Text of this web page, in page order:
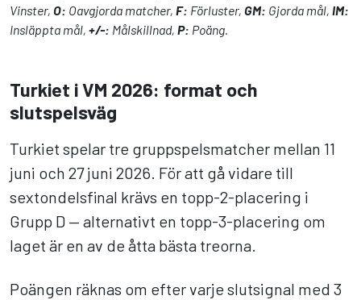
Vinster, O: Oavgjorda matcher, F: Förluster, GM: Gjorda mål, IM:
Insläppta mål, +/-: Målskillnad, P: Poäng.
Turkiet i VM 2026: format och
slutspelsväg
Turkiet spelar tre gruppspelsmatcher mellan 11
juni och 27 juni 2026. För att gå vidare till
sextondelsfinal krävs en topp-2-placering i
Grupp D — alternativt en topp-3-placering om
laget är en av de åtta bästa treorna.
Poängen räknas om efter varje slutsignal med 3